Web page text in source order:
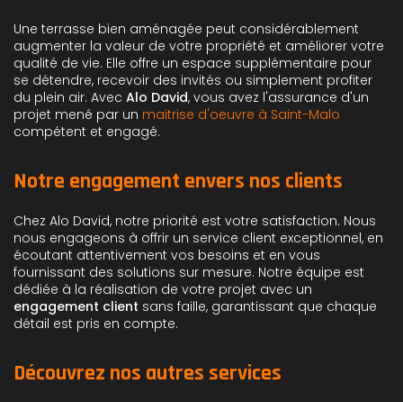
Une terrasse bien aménagée peut considérablement
augmenter la valeur de votre propriété et améliorer votre
qualité de vie. Elle offre un espace supplémentaire pour
se détendre, recevoir des invités ou simplement profiter
du plein air. Avec Alo David, vous avez l'assurance d'un
projet mené par un maitrise d'oeuvre à Saint-Malo
compétent et engagé.
Notre engagement envers nos clients
Chez Alo David, notre priorité est votre satisfaction. Nous
nous engageons à offrir un service client exceptionnel, en
écoutant attentivement vos besoins et en vous
fournissant des solutions sur mesure. Notre équipe est
dédiée à la réalisation de votre projet avec un
engagement client sans faille, garantissant que chaque
détail est pris en compte.
Découvrez nos autres services